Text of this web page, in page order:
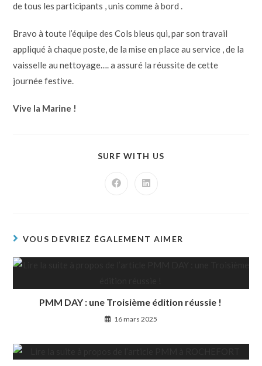
de tous les participants , unis comme à bord .
Bravo à toute l’équipe des Cols bleus qui, par son travail
appliqué à chaque poste, de la mise en place au service , de la
vaisselle au nettoyage…. a assuré la réussite de cette
journée festive.
Vive la Marine !
SURF WITH US
VOUS DEVRIEZ ÉGALEMENT AIMER
PMM DAY : une Troisième édition réussie !
16 mars 2025